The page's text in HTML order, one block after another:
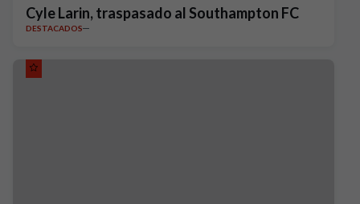
Cyle Larin, traspasado al Southampton FC
DESTACADOS